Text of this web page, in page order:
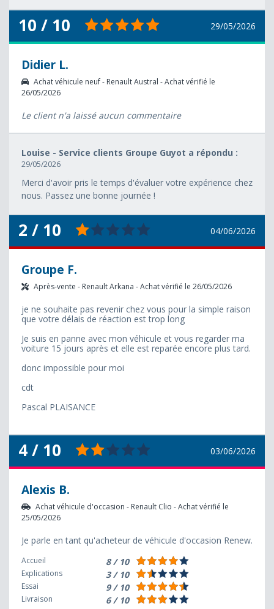
10 / 10 29/05/2026
Didier L.
Achat véhicule neuf - Renault Austral - Achat vérifié le
26/05/2026
Le client n'a laissé aucun commentaire
Louise - Service clients Groupe Guyot a répondu :
29/05/2026
Merci d'avoir pris le temps d'évaluer votre expérience chez
nous. Passez une bonne journée !
2 / 10 04/06/2026
Groupe F.
Après-vente - Renault Arkana - Achat vérifié le 26/05/2026
je ne souhaite pas revenir chez vous pour la simple raison
que votre délais de réaction est trop long
Je suis en panne avec mon véhicule et vous regarder ma
voiture 15 jours après et elle est reparée encore plus tard.
donc impossible pour moi
cdt
Pascal PLAISANCE
4 / 10 03/06/2026
Alexis B.
Achat véhicule d'occasion - Renault Clio - Achat vérifié le
25/05/2026
Je parle en tant qu'acheteur de véhicule d'occasion Renew.
Accueil 8 / 10
Explications 3 / 10
Essai 9 / 10
Livraison 6 / 10